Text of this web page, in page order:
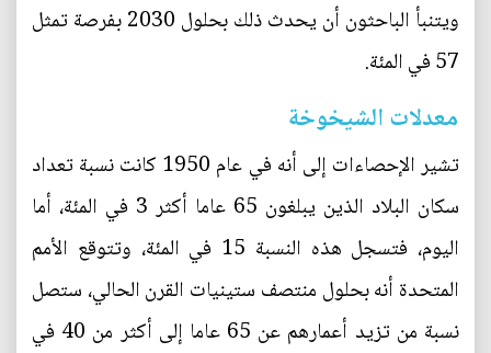
ويتنبأ الباحثون أن يحدث ذلك بحلول 2030 بفرصة تمثل
57 في المئة.
معدلات الشيخوخة
تشير الإحصاءات إلى أنه في عام 1950 كانت نسبة تعداد
سكان البلاد الذين يبلغون 65 عاما أكثر 3 في المئة، أما
اليوم، فتسجل هذه النسبة 15 في المئة، وتتوقع الأمم
المتحدة أنه بحلول منتصف ستينيات القرن الحالي، ستصل
نسبة من تزيد أعمارهم عن 65 عاما إلى أكثر من 40 في